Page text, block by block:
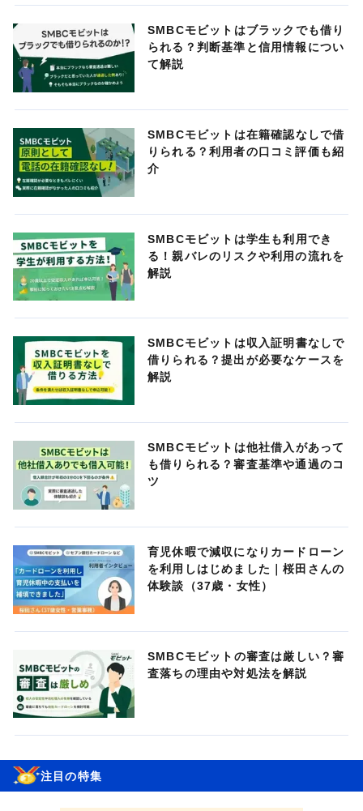
SMBCモビットはブラックでも借り
られる？判断基準と信用情報につい
て解説
SMBCモビットは在籍確認なしで借
りられる？利用者の口コミ評価も紹
介
SMBCモビットは学生も利用でき
る！親バレのリスクや利用の流れを
解説
SMBCモビットは収入証明書なしで
借りられる？提出が必要なケースを
解説
SMBCモビットは他社借入があって
も借りられる？審査基準や通過のコ
ツ
育児休暇で減収になりカードローン
を利用しはじめました｜桜田さんの
体験談（37歳・女性）
SMBCモビットの審査は厳しい？審
査落ちの理由や対処法を解説
注目の特集